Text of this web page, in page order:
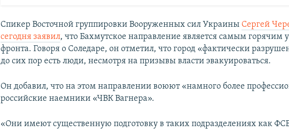
Спикер Восточной группировки Вооруженных сил Украины Сергей
сегодня заявил, что Бахмутское направление является самым горячим
фронта. Говоря о Соледаре, он отметил, что город «фактически
до сих пор есть люди, несмотря на призывы власти эвакуироваться.
Он добавил, что на этом направлении воюют «намного более
российские наемники «ЧВК Вагнера».
«Они имеют существенную подготовку в таких подразделениях как